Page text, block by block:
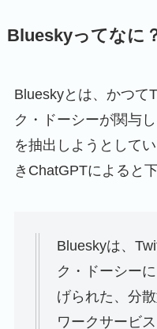
Blueskyってなに
Blueskyとは、かつて
ク・ドーシーが関与
を抽出しようとして
きChatGPTによると
Blueskyは、
ク・ドーシー
げられた、分
ワークサービス